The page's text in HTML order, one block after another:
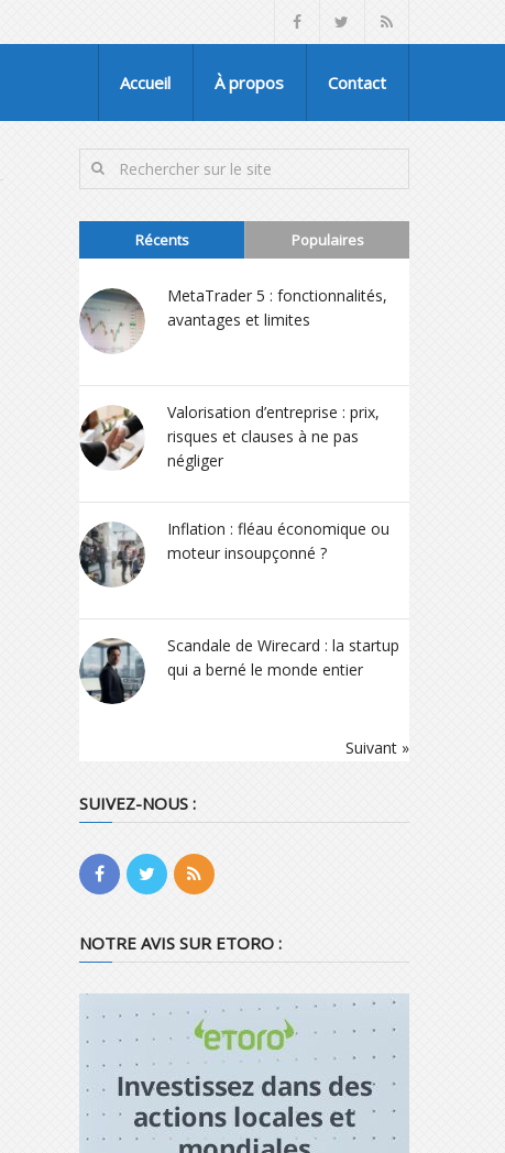
Accueil À propos Contact
Récents Populaires
MetaTrader 5 : fonctionnalités,
avantages et limites
Valorisation d’entreprise : prix,
risques et clauses à ne pas
négliger
Inflation : fléau économique ou
moteur insoupçonné ?
Scandale de Wirecard : la startup
qui a berné le monde entier
Suivant »
SUIVEZ-NOUS :
NOTRE AVIS SUR ETORO :